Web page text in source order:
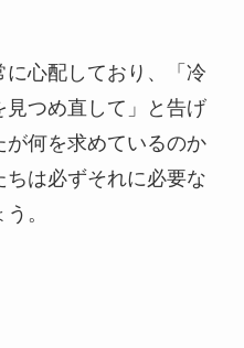
心配しており、「冷
つめ直して」と告げ
何を求めているのか
は必ずそれに必要な
。